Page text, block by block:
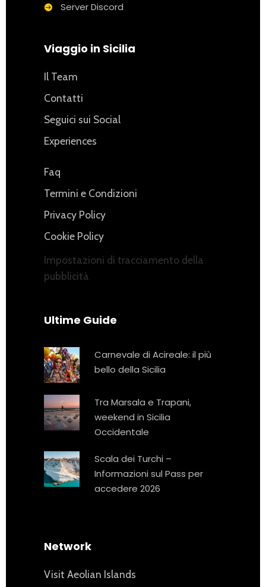
Server Discord
Viaggio in Sicilia
Il Team
Contatti
Seguici sui Social
Experiences
Faq
Termini e Condizioni
Privacy Policy
Cookie Policy
Impostazioni di tracciamento della
pubblicità
Ultime Guide
Carnevale di Acireale: il più
bello della Sicilia
Tra Marsala e Trapani,
weekend in Sicilia
Occidentale
Scala dei Turchi –
Informazioni sul Pass per
accedere 2026
Network
Visit Aeolian Islands